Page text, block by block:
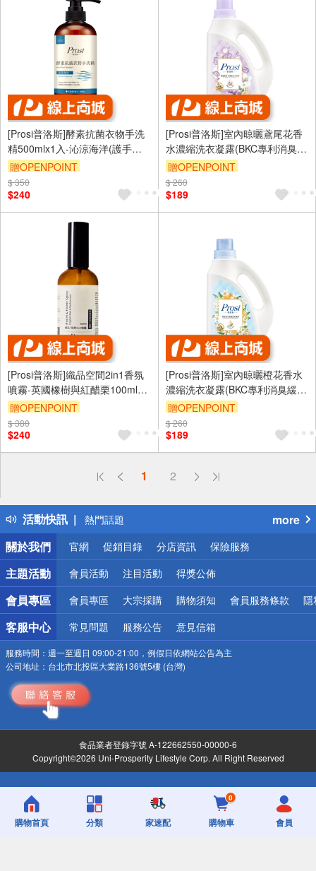
[Prosi普洛斯]酵素抗菌衣物手洗
精500mlx1入-沁涼海洋(護手配
方)
贈OPENPOINT
$ 350
$240
[Prosi普洛斯]室內晾曬鳶尾花香
水濃縮洗衣凝露(BKC專利消臭緩
釋配方)2200mlx1入
贈OPENPOINT
$ 260
$189
[Prosi普洛斯]織品空間2in1香氛
噴霧-英國橡樹與紅醋栗100mlx1
瓶
贈OPENPOINT
$ 380
$240
[Prosi普洛斯]室內晾曬橙花香水
濃縮洗衣凝露(BKC專利消臭緩釋
配方)2200mlx1入
贈OPENPOINT
$ 260
$189
1 2
活動快訊
偏遠地區配送
得獎公告
熱門話題
銀行優惠
偏遠地區配送
詐騙網頁！請小心！
more
關於我們
官網 促銷目錄 分店資訊 保險服務
主題活動 會員活動 注目活動 得獎公佈
會員專區 會員專區 大宗採購 購物須知 會員服務條款 隱
客服中心 常見問題 服務公告 意見信箱
服務時間： 週一至週日 09:00-21:00，例假日依網站公告為主
公司地址： 台北市北投區大業路136號5樓 (台灣)
食品業者登錄字號 A-122662550-00000-6
Copyright©2026 Uni-Prosperity Lifestyle Corp. All Right Reserved
購物首頁 分類 家速配
0
購物車 會員